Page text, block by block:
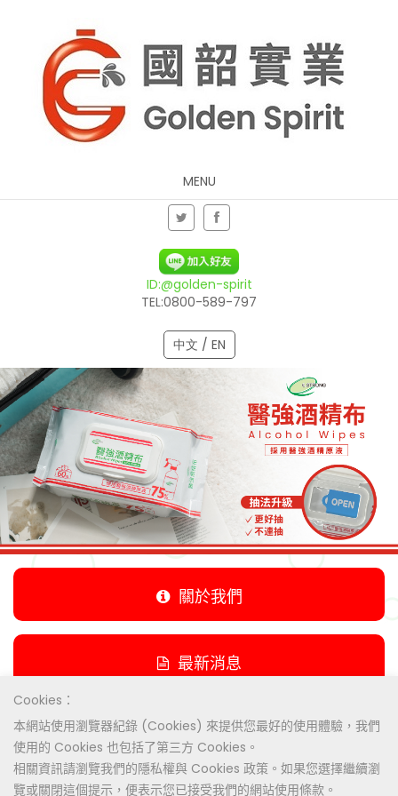
MENU
ID:@golden-spirit
TEL:0800-589-797
中文 / EN
Cookies：
本網站使用瀏覽器紀錄 (Cookies) 來提供您最好的使用體驗，我們
使用的 Cookies 也包括了第三方 Cookies。
相關資訊請瀏覽我們的隱私權與 Cookies 政策。如果您選擇繼續瀏
覽或關閉這個提示，便表示您已接受我們的網站使用條款。
關於我們
最新消息
產品列表